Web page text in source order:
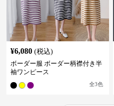
¥6,080 (税込)
ボーダー服 ボーダー柄襟付き半
袖ワンピース
全3色